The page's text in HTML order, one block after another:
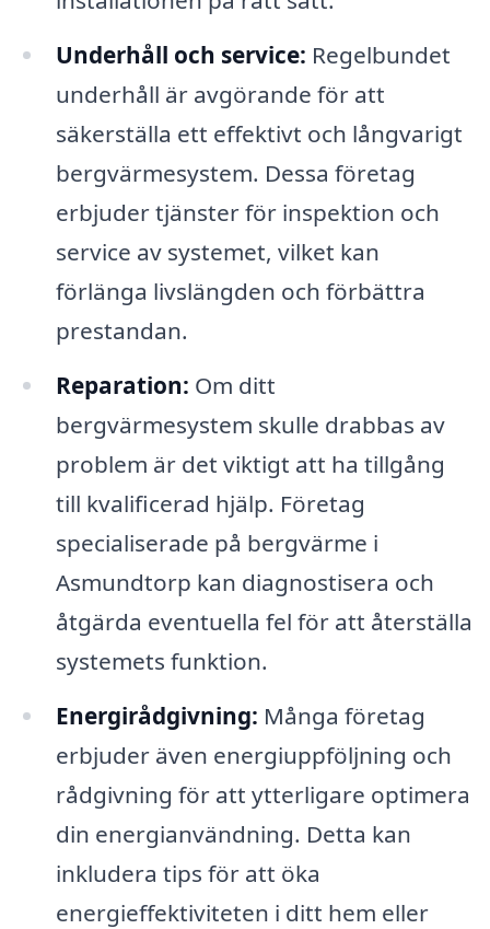
Underhåll och service: Regelbundet
underhåll är avgörande för att
säkerställa ett effektivt och långvarigt
bergvärmesystem. Dessa företag
erbjuder tjänster för inspektion och
service av systemet, vilket kan
förlänga livslängden och förbättra
prestandan.
Reparation: Om ditt
bergvärmesystem skulle drabbas av
problem är det viktigt att ha tillgång
till kvalificerad hjälp. Företag
specialiserade på bergvärme i
Asmundtorp kan diagnostisera och
åtgärda eventuella fel för att återställa
systemets funktion.
Energirådgivning: Många företag
erbjuder även energiuppföljning och
rådgivning för att ytterligare optimera
din energianvändning. Detta kan
inkludera tips för att öka
energieffektiviteten i ditt hem eller